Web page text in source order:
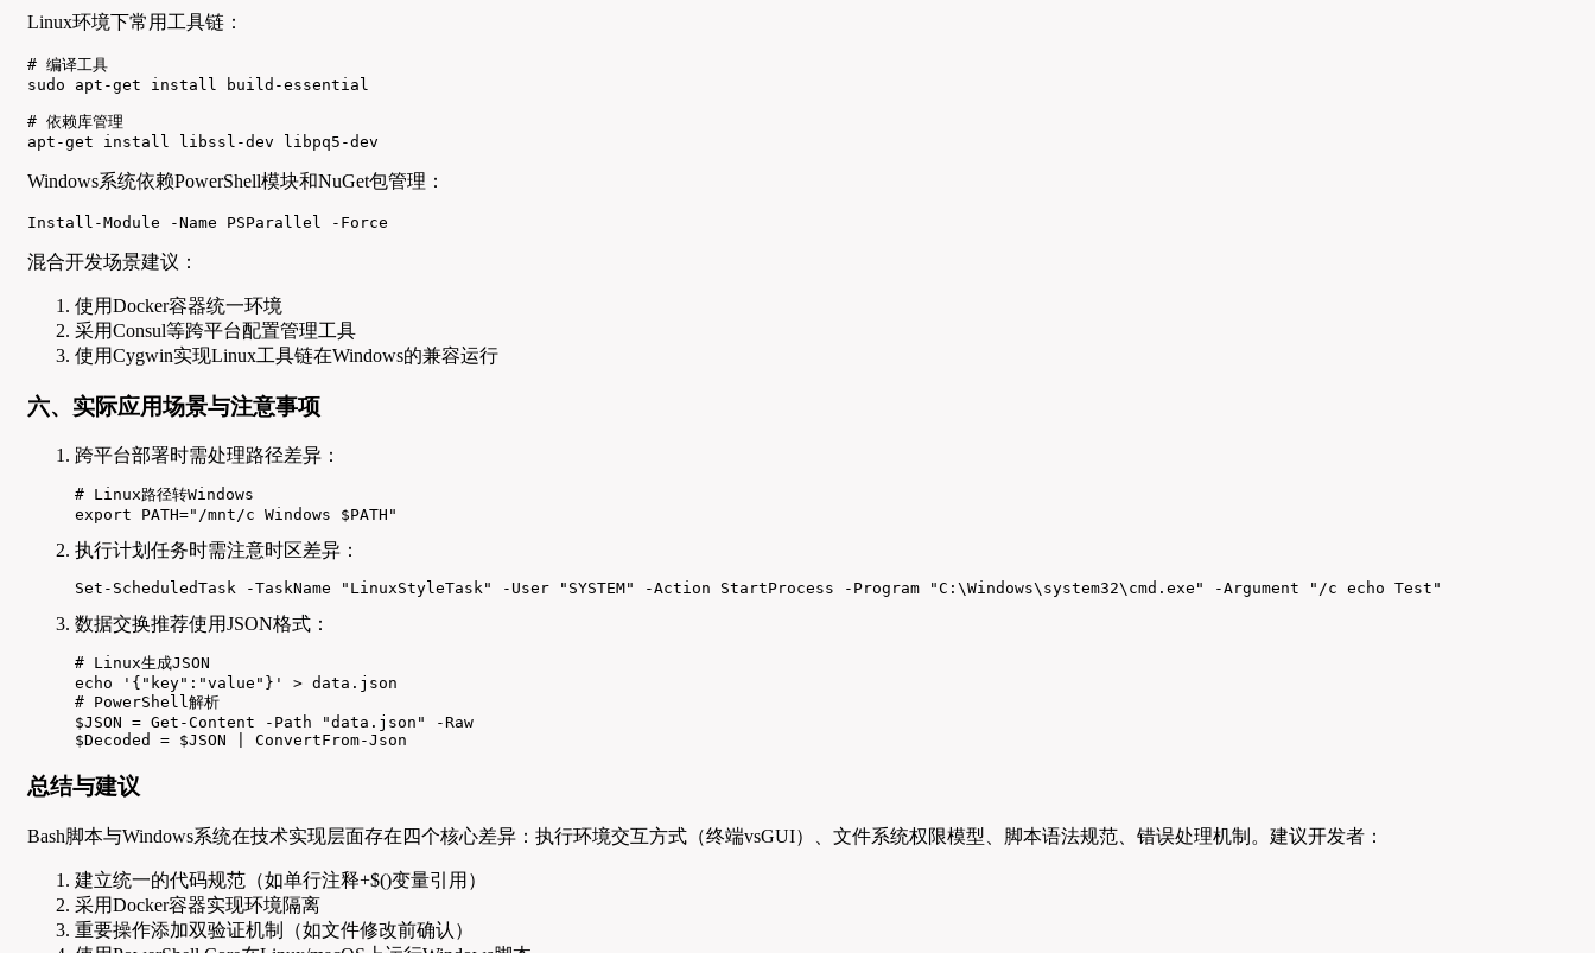
Linux环境下常用工具链：
# 编译工具
sudo apt-get install build-essential
# 依赖库管理
apt-get install libssl-dev libpq5-dev
Windows系统依赖PowerShell模块和NuGet包管理：
Install-Module -Name PSParallel -Force
混合开发场景建议：
使用Docker容器统一环境
采用Consul等跨平台配置管理工具
使用Cygwin实现Linux工具链在Windows的兼容运行
六、实际应用场景与注意事项
跨平台部署时需处理路径差异：
# Linux路径转Windows
export PATH="/mnt/c Windows $PATH"
执行计划任务时需注意时区差异：
Set-ScheduledTask -TaskName "LinuxStyleTask" -User "SYSTEM" -Action StartProcess -Program "C:\Windows\system32\cmd.exe" -Argument "/c echo Test"
数据交换推荐使用JSON格式：
# Linux生成JSON
echo '{"key":"value"}' > data.json
# PowerShell解析
$JSON = Get-Content -Path "data.json" -Raw
$Decoded = $JSON | ConvertFrom-Json
总结与建议
Bash脚本与Windows系统在技术实现层面存在四个核心差异：执行环境交互方式（终端vsGUI）、文件系统权限模型、脚本语法规范、错误处理机制。建议开发者：
建立统一的代码规范（如单行注释+$()变量引用）
采用Docker容器实现环境隔离
重要操作添加双验证机制（如文件修改前确认）